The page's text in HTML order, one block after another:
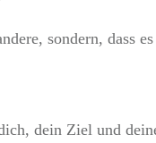
sondern, dass
dein Ziel und